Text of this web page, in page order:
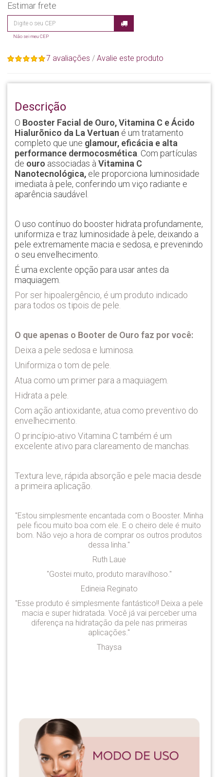
Estimar frete
Não sei meu CEP
7 avaliações / Avalie este produto
Descrição
O Booster Facial de Ouro, Vitamina C e Ácido
Hialurõnico da La Vertuan é um tratamento
completo que une glamour, eficácia e alta
performance dermocosmética . Com partículas
de ouro associadas à Vitamina C
Nanotecnológica, ele proporciona luminosidade
imediata à pele, conferindo um viço radiante e
aparência saudável.
O uso contínuo do booster hidrata profundamente,
uniformiza e traz luminosidade à pele, deixando a
pele extremamente macia e sedosa, e prevenindo
o seu envelhecimento.
É uma exclente opção para usar antes da
maquiagem.
Por ser hipoalergêncio, é um produto indicado
para todos os tipois de pele.
O que apenas o Booter de Ouro faz por você:
Deixa a pele sedosa e luminosa.
Uniformiza o tom de pele.
Atua como um primer para a maquiagem.
Hidrata a pele.
Com ação antioxidante, atua como preventivo do
envelhecimento.
O princípio-ativo Vitamina C também é um
excelente ativo para clareamento de manchas.
Textura leve, rápida absorção e pele macia desde
a primeira aplicação.
"Estou simplesmente encantada com o Booster. Minha
pele ficou muito boa com ele. E o cheiro dele é muito
bom. Não vejo a hora de comprar os outros produtos
dessa linha."
Ruth Laue
"Gostei muito, produto maravilhoso."
Edineia Reginato
"Esse produto é simplesmente fantástico!! Deixa a pele
macia e super hidratada. Você já vai perceber uma
diferença na hidratação da pele nas primeiras
aplicações."
Thaysa